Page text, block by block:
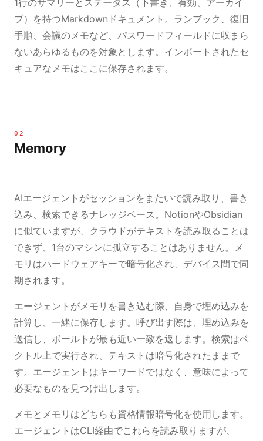
1行のサマリーとステータス（下書き、有効、アーカイ
ブ）を持つMarkdownドキュメント。ランブック、復旧
手順、会議のメモなど、パスワードフィールドに収まら
ないあらゆるものを対象とします。インポートされたセ
キュアなメモはここに保存されます。
02
Memory
AIエージェントがセッションをまたいで読み取り、書き
込み、検索できるナレッジベース。NotionやObsidian
に似ていますが、クラウドがテキストを読み取ることは
できず、1台のマシンに孤立することはありません。メ
モリはハードウェアキーで暗号化され、デバイス間で同
期されます。
エージェントがメモリを書き込む際、自身で埋め込みを
計算し、一緒に保存します。呼び出す際は、埋め込みを
送信し、ボールトが最も近い一致を返します。検索はベ
クトル上で実行され、テキストは暗号化されたままで
す。エージェントはキーワードではなく、意味によって
必要なものを見つけ出します。
メモとメモリはどちらも資格情報暗号化を使用します。
エージェントはCLI経由でこれらを読み取りますが、